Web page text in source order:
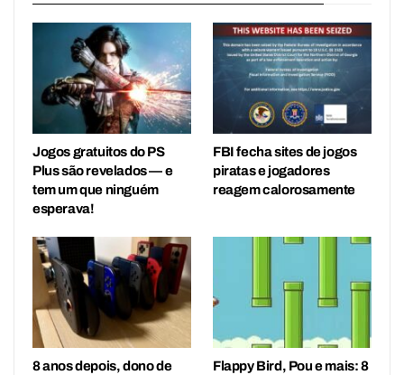
Jogos gratuitos do PS
Plus são revelados — e
tem um que ninguém
esperava!
FBI fecha sites de jogos
piratas e jogadores
reagem calorosamente
8 anos depois, dono de
Flappy Bird, Pou e mais: 8